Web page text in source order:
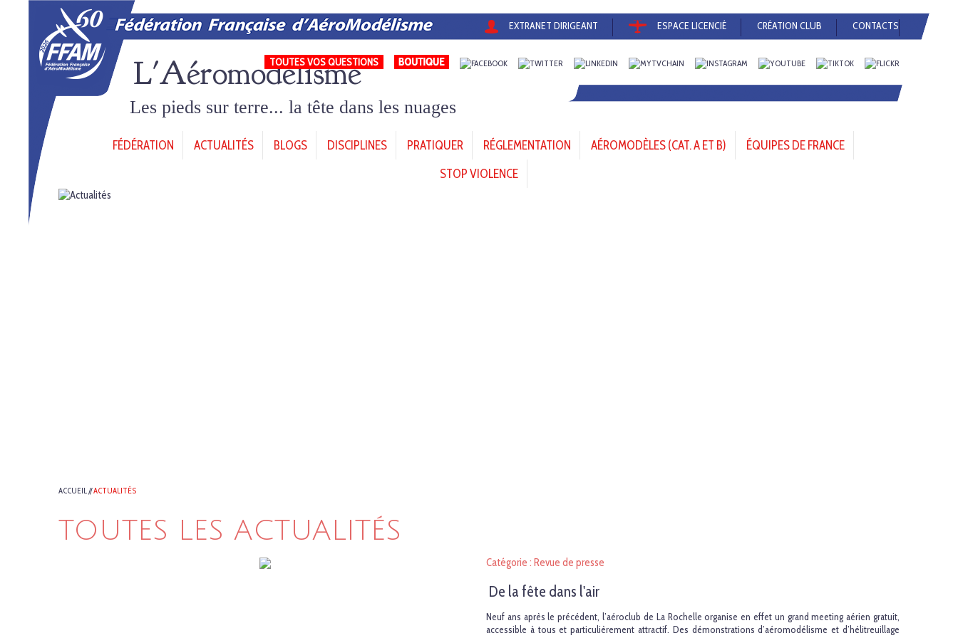
EXTRANET DIRIGEANT ESPACE LICENCIÉ CRÉATION CLUB CONTACTS
TOUTES VOS QUESTIONS
L'Aéromodélisme
Les pieds sur terre... la tête dans les nuages
FÉDÉRATION ACTUALITÉS BLOGS DISCIPLINES PRATIQUER RÉGLEMENTATION AÉROMODÈLES (CAT. A ET B)
ÉQUIPES DE FRANCE
STOP VIOLENCE
ACCUEIL//ACTUALITÉS
TOUTES LES ACTUALITÉS
Catégorie : Revue de presse
De la fête dans l'air
Neuf ans après le précédent, l’aéroclub de La Rochelle organise en effet un grand meeting aérien gratuit,
accessible à tous et particulièrement attractif. Des démonstrations d’aéromodélisme et d’hélitreuillage